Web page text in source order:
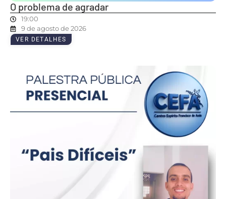
O problema de agradar
19:00
9 de agosto de 2026
VER DETALHES